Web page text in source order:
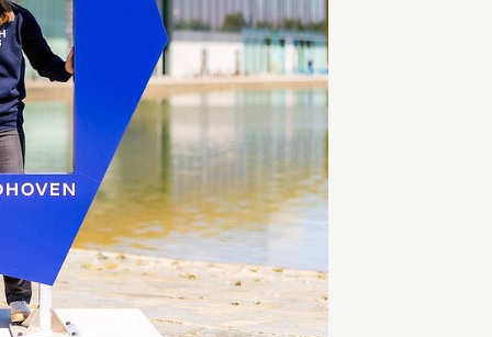
Ontdek Brainport via nieuws en media
MedTech Hub Brainport
Ondernemen nieuws
Ondernemen evenementen
Save the date! 18 november congres GGO
Onderwijs nieuws
Strategie & Organisatie nieuws